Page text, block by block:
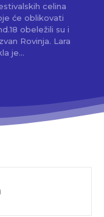
celina
će oblikovati
Rovinja. Lara
je...